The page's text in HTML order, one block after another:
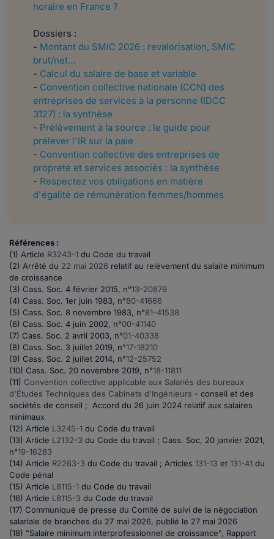
horaire en France ?
Dossiers :
- Montant du SMIC 2026 : revalorisation, SMIC
brut/net...
- Calcul du salaire de base et variable
- Convention collective nationale (CCN) des
entreprises de services à la personne (IDCC
3127) : la synthèse
- Prélèvement à la source : le guide pour
prélever l'IR sur la paie
- Convention collective des entreprises de
propreté et services associés : la synthèse
- Respectez vos obligations en matière
d'égalité de rémunération femmes/hommes
Références :
(1) Article R3243-1 du Code du travail
(2) Arrêté du 22 mai 2026 relatif au relèvement du salaire minimum
de croissance
(3) Cass. Soc. 4 février 2015, n°13-20879
(4) Cass. Soc. 1er juin 1983, n°80-41666
(5) Cass. Soc. 8 novembre 1983, n°81-41538
(6) Cass. Soc. 4 juin 2002, n°00-41140
(7) Cass. Soc. 2 avril 2003, n°01-40338
(8) Cass. Soc. 3 juillet 2019, n°17-18210
(9) Cass. Soc. 2 juillet 2014, n°12-25752
(10) Cass. Soc. 20 novembre 2019, n°18-11811
(11) Convention collective applicable aux Salariés des bureaux
d'Études Techniques des Cabinets d'Ingénieurs - conseil et des
sociétés de conseil ; Accord du 26 juin 2024 relatif aux salaires
minimaux
(12) Article L3245-1 du Code du travail
(13) Article L2132-3 du Code du travail ; Cass. Soc, 20 janvier 2021,
n°19-16283
(14) Article R2263-3 du Code du travail ; Articles 131-13 et 131-41 du
Code pénal
(15) Article L8115-1 du Code du travail
(16) Article L8115-3 du Code du travail
(17) Communiqué de presse du Comité de suivi de la négociation
salariale de branches du 27 mai 2026, publié le 27 mai 2026
(18) "Salaire minimum interprofessionnel de croissance", Rapport